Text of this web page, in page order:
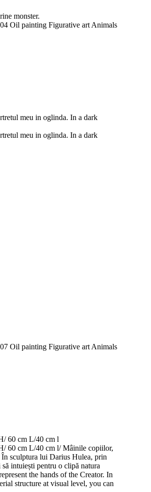
monster.
Oil painting Figurative art Animals
meu in oglinda. In a dark
meu in oglinda. In a dark
Oil painting Figurative art Animals
60 cm L/40 cm l
60 cm L/40 cm l/ Mâinile copiilor,
În sculptura lui Darius Hulea, prin
intuiești pentru o clipă natura
the hands of the Creator. In
structure at visual level, you can